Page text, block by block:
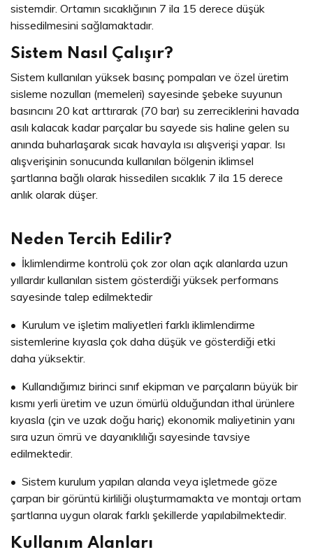
sistemdir. Ortamın sıcaklığının 7 ila 15 derece düşük
hissedilmesini sağlamaktadır.
Sistem Nasıl Çalışır?
Sistem kullanılan yüksek basınç pompaları ve özel üretim
sisleme nozulları (memeleri) sayesinde şebeke suyunun
basıncını 20 kat arttırarak (70 bar) su zerreciklerini havada
asılı kalacak kadar parçalar bu sayede sis haline gelen su
anında buharlaşarak sıcak havayla ısı alışverişi yapar. Isı
alışverişinin sonucunda kullanılan bölgenin iklimsel
şartlarına bağlı olarak hissedilen sıcaklık 7 ila 15 derece
anlık olarak düşer.
Neden Tercih Edilir?
• İklimlendirme kontrolü çok zor olan açık alanlarda uzun
yıllardır kullanılan sistem gösterdiği yüksek performans
sayesinde talep edilmektedir
• Kurulum ve işletim maliyetleri farklı iklimlendirme
sistemlerine kıyasla çok daha düşük ve gösterdiği etki
daha yüksektir.
• Kullandığımız birinci sınıf ekipman ve parçaların büyük bir
kısmı yerli üretim ve uzun ömürlü olduğundan ithal ürünlere
kıyasla (çin ve uzak doğu hariç) ekonomik maliyetinin yanı
sıra uzun ömrü ve dayanıklılığı sayesinde tavsiye
edilmektedir.
• Sistem kurulum yapılan alanda veya işletmede göze
çarpan bir görüntü kirliliği oluşturmamakta ve montajı ortam
şartlarına uygun olarak farklı şekillerde yapılabilmektedir.
Kullanım Alanları